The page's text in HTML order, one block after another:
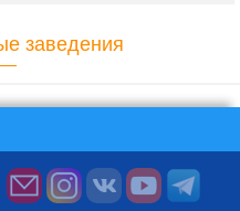
заведения